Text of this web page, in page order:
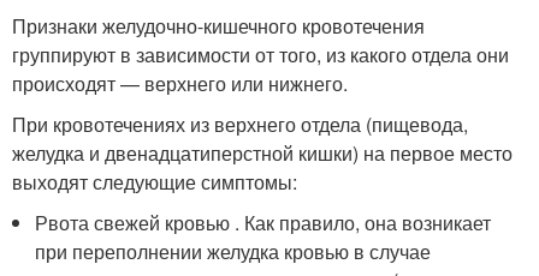
Признаки желудочно-кишечного кровотечения
группируют в зависимости от того, из какого отдела они
происходят — верхнего или нижнего.
При кровотечениях из верхнего отдела (пищевода,
желудка и двенадцатиперстной кишки) на первое место
выходят следующие симптомы:
Рвота свежей кровью . Как правило, она возникает
при переполнении желудка кровью в случае